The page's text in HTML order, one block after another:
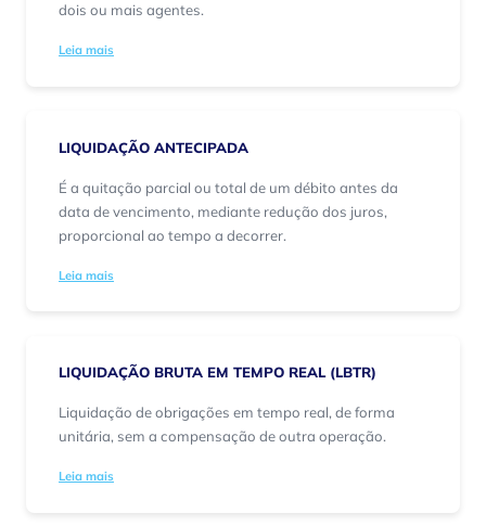
dois ou mais agentes.
Leia mais
LIQUIDAÇÃO ANTECIPADA
É a quitação parcial ou total de um débito antes da
data de vencimento, mediante redução dos juros,
proporcional ao tempo a decorrer.
Leia mais
LIQUIDAÇÃO BRUTA EM TEMPO REAL (LBTR)
Liquidação de obrigações em tempo real, de forma
unitária, sem a compensação de outra operação.
Leia mais